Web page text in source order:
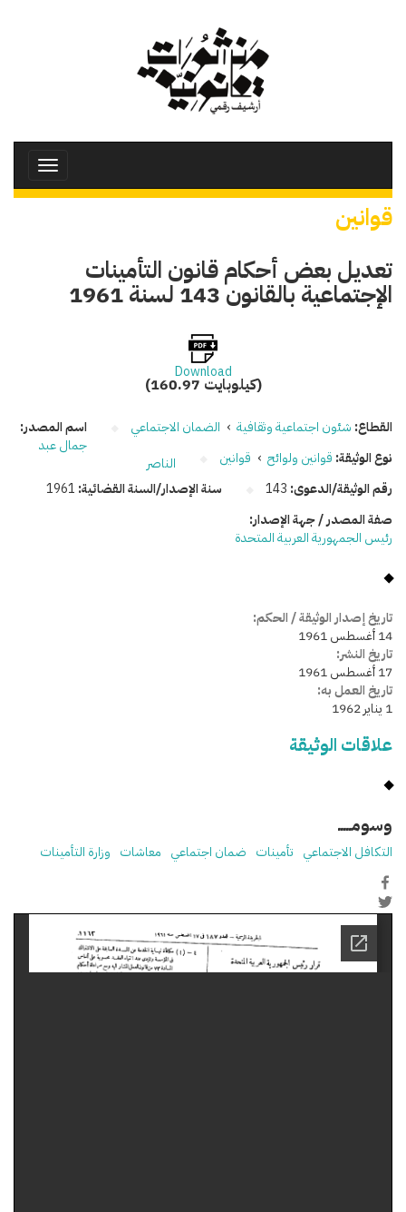
Toggle
قوانين
تعديل بعض أحكام قانون التأمينات
الإجتماعية بالقانون 143 لسنة 1961
Download
(160.97 كيلوبايت)
القطاع: شئون اجتماعية وثقافية › الضمان الاجتماعي
نوع الوثيقة: قوانين ولوائح › قوانين
رقم الوثيقة/الدعوى: 143 سنة الإصدار/السنة القضائية: 1961
اسم المصدر:
جمال عبد
الناصر
صفة المصدر / جهة الإصدار:
رئيس الجمهورية العربية المتحدة
تاريخ إصدار الوثيقة / الحكم:
14 أغسطس 1961
تاريخ النشر:
17 أغسطس 1961
تاريخ العمل به:
1 يناير 1962
علاقات الوثيقة
وسومـــــ
التكافل الاجتماعي تأمينات ضمان اجتماعي معاشات وزارة التأمينات